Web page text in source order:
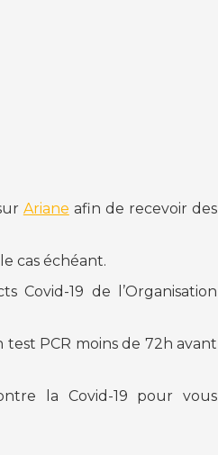
Ariane afin de recevoir des
cas échéant.
Covid-19 de l’Organisation
test PCR moins de 72h avant
la Covid-19 pour vous